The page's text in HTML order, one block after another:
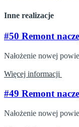
Inne realizacje
#50 Remont
Nałożenie nowej
Więcej informacji
#49 Remont
Nałożenie nowej